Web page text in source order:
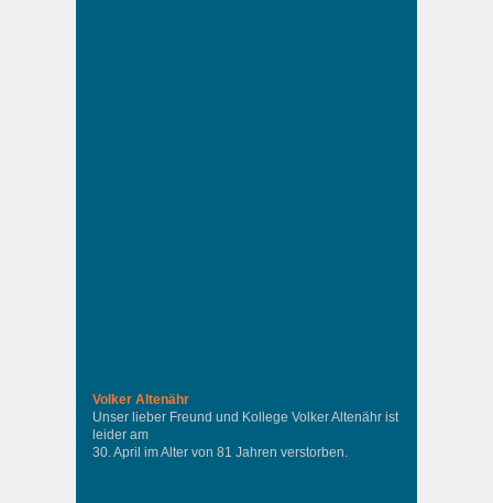
Volker Altenähr
Unser lieber Freund und Kollege Volker Altenähr ist
leider am
30. April im Alter von 81 Jahren verstorben.